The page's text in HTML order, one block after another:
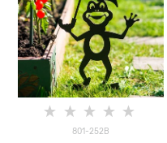
801-252B